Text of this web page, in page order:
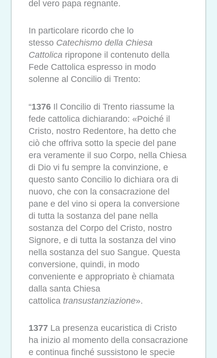
del vero papa regnante.
In particolare ricordo che lo
stesso Catechismo della Chiesa
Cattolica ripropone il contenuto della
Fede Cattolica espresso in modo
solenne al Concilio di Trento:
“1376 Il Concilio di Trento riassume la
fede cattolica dichiarando: «Poiché il
Cristo, nostro Redentore, ha detto che
ciò che offriva sotto la specie del pane
era veramente il suo Corpo, nella Chiesa
di Dio vi fu sempre la convinzione, e
questo santo Concilio lo dichiara ora di
nuovo, che con la consacrazione del
pane e del vino si opera la conversione
di tutta la sostanza del pane nella
sostanza del Corpo del Cristo, nostro
Signore, e di tutta la sostanza del vino
nella sostanza del suo Sangue. Questa
conversione, quindi, in modo
conveniente e appropriato è chiamata
dalla santa Chiesa
cattolica transustanziazione».
1377 La presenza eucaristica di Cristo
ha inizio al momento della consacrazione
e continua finché sussistono le specie